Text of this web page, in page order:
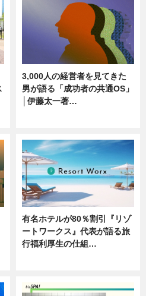
3,000人の経営者を見てきた
男が語る「成功者の共通OS」
│伊藤太一著…
有名ホテルが80％割引『リゾ
ートワークス』代表が語る旅
行福利厚生の仕組…